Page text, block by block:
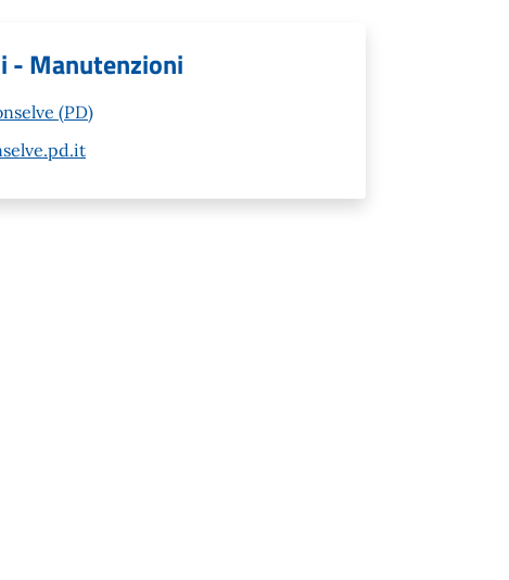
- Manutenzioni
(PD)